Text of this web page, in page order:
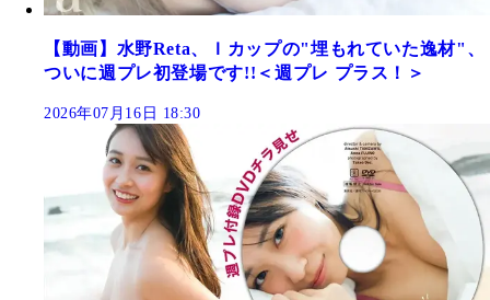
【動画】水野Reta、Ｉカップの"埋もれていた逸材"、
ついに週プレ初登場です!!＜週プレ プラス！＞
2026年07月16日 18:30